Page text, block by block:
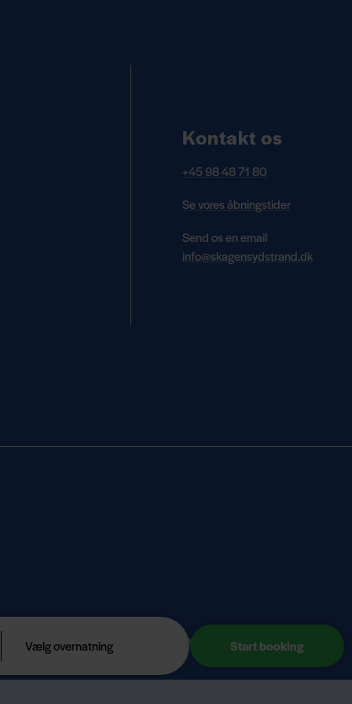
Kontakt os
+45 98 48 71 80
Se vores åbningstider
Send os en email
info@skagensydstrand.dk
© 2026 HVIDBJERG STRAND FERIEPARK A/S – CVR. 78188812
Website by Design Fordi
Vælg overnatning
Se ×